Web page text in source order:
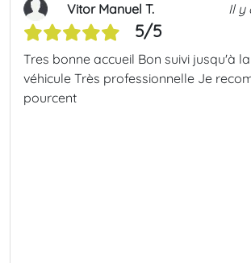
Vitor Manuel T. Il y
5/5
Tres bonne accueil Bon suivi jusqu'à
véhicule Très professionnelle Je
pourcent